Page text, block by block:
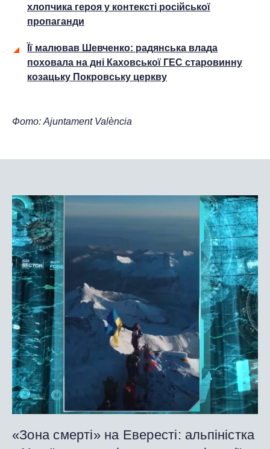
хлопчика героя у контексті російської
пропаганди
Її малював Шевченко: радянська влада
поховала на дні Каховської ГЕС старовинну
козацьку Покровську церкву
Фото: Ajuntament València
«Зона смерті» на Евересті: альпіністка